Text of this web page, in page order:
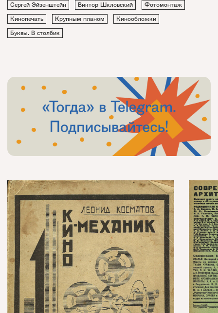
Сергей Эйзенштейн
Виктор Шкловский
Фотомонтаж
Кинопечать
Крупным планом
Кинообложки
Буквы. В столбик